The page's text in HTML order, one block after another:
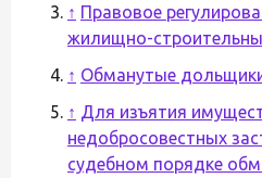
↑ Правовое
жилищно-
↑ Обманутые
↑ Для изъятия
недобросовестных
судебном порядке